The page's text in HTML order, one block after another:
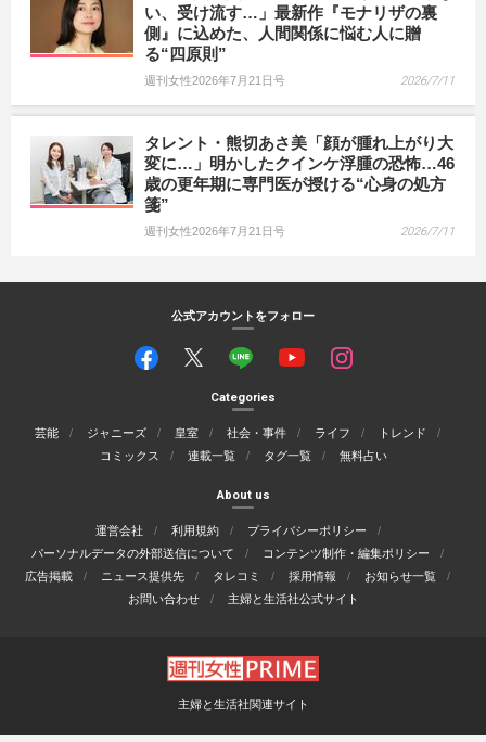
い、受け流す…」最新作『モナリザの裏
側』に込めた、人間関係に悩む人に贈
る“四原則”
週刊女性2026年7月21日号 2026/7/11
タレント・熊切あさ美「顔が腫れ上がり大
変に…」明かしたクインケ浮腫の恐怖…46
歳の更年期に専門医が授ける“心身の処方
箋”
週刊女性2026年7月21日号 2026/7/11
公式アカウントをフォロー
Categories
芸能 ジャニーズ 皇室 社会・事件 ライフ
トレンド
コミックス
連載一覧 タグ一覧 無料占い
About us
運営会社 利用規約
プライバシーポリシー
パーソナルデータの外部送信について
コンテンツ制作・編集ポリシー
広告掲載
ニュース提供先 タレコミ 採用情報
お知らせ一覧
お問い合わせ
主婦と生活社公式サイト
主婦と生活社関連サイト